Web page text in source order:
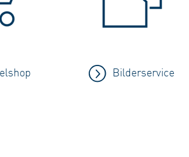
Bilderservice